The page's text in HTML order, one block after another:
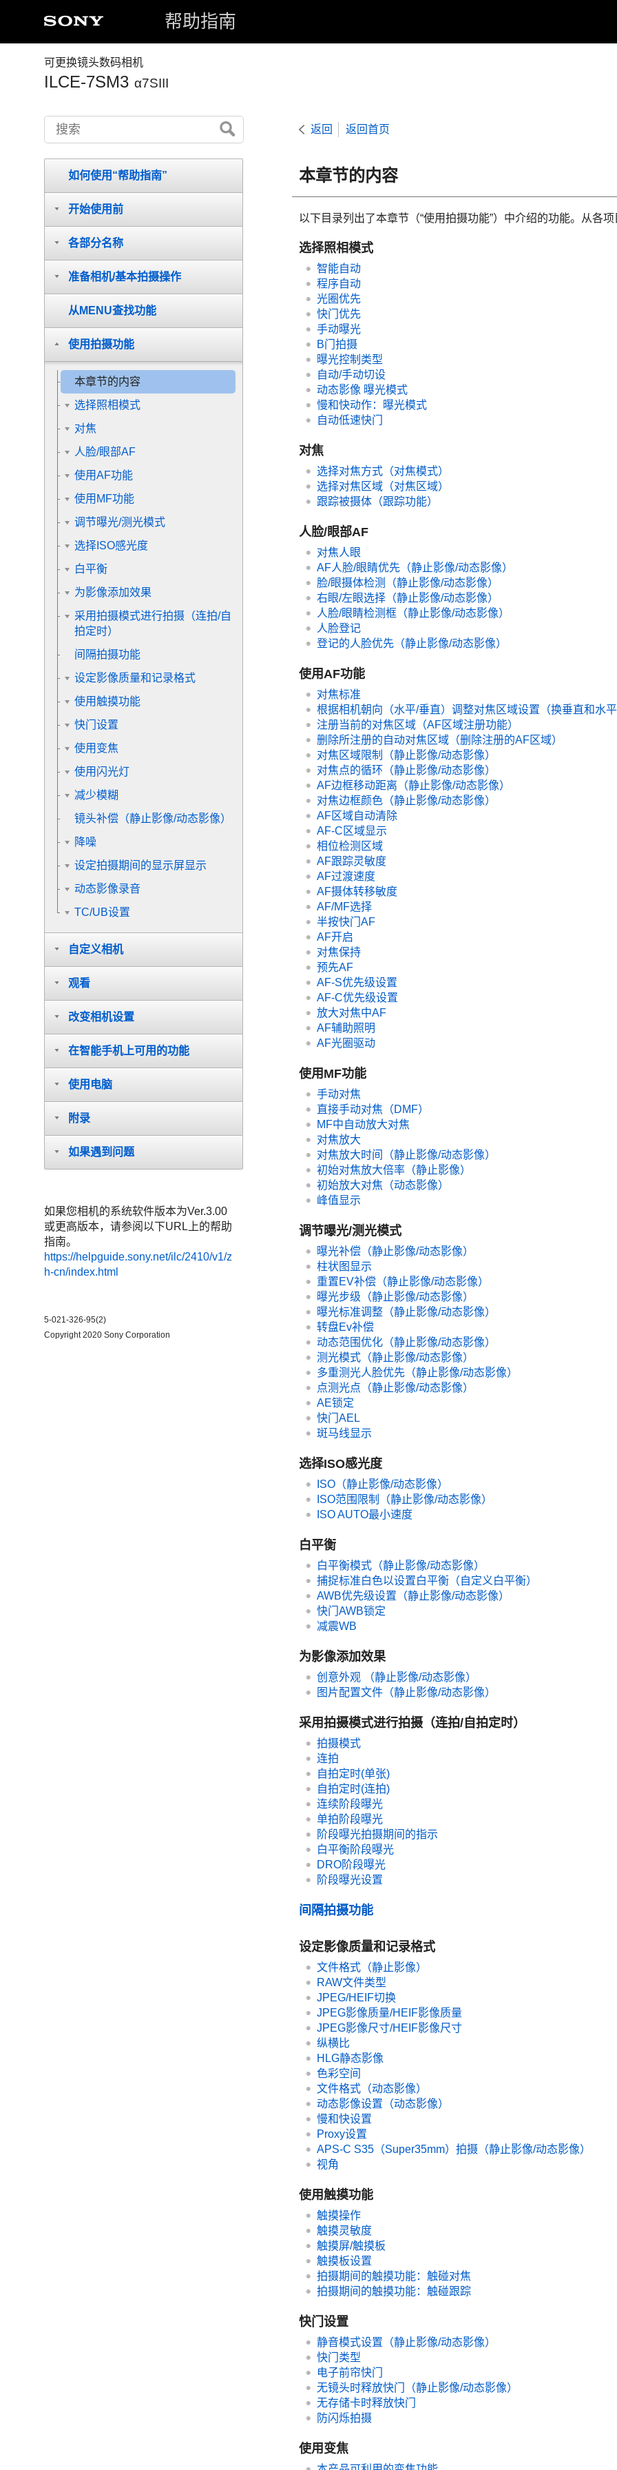
帮助指南
可更换镜头数码相机
ILCE-7SM3 α7SIII
返回 返回首页
本章节的内容
以下目录列出了本章节（“使用拍摄功能”）中介绍的功能。从各
选择照相模式
智能自动
程序自动
光圈优先
快门优先
手动曝光
B门拍摄
曝光控制类型
自动/手动切设
动态影像 曝光模式
慢和快动作：曝光模式
自动低速快门
对焦
选择对焦方式（对焦模式）
选择对焦区域（对焦区域）
跟踪被摄体（跟踪功能）
人脸/眼部AF
对焦人眼
AF人脸/眼睛优先 （静止影像/动态影像）
脸/眼摄体检测
（静止影像/动态影像）
右眼/左眼选择 （静止影像/动态影像）
人脸/眼睛检测框 （静止影像/动态影像）
人脸登记
登记的人脸优先 （静止影像/动态影像）
使用AF功能
对焦标准
根据相机朝向（水平/垂直）调整对焦区域设置（换垂直和水
注册当前的对焦区域（AF区域注册功能）
删除所注册的自动对焦区域（删除注册的AF区域）
对焦区域限制
（静止影像/动态影像）
对焦点的循环 （静止影像/动态影像）
AF边框移动距离 （静止影像/动态影像）
对焦边框颜色 （静止影像/动态影像）
AF区域自动清除
AF-C区域显示
相位检测区域
AF跟踪灵敏度
AF过渡速度
AF摄体转移敏度
AF/MF选择
半按快门AF
AF开启
对焦保持
预先AF
AF-S优先级设置
AF-C优先级设置
放大对焦中AF
AF辅助照明
AF光圈驱动
使用MF功能
手动对焦
直接手动对焦（DMF）
MF中自动放大对焦
对焦放大
对焦放大时间
（静止影像/动态影像）
初始对焦放大倍率 （静止影像）
初始放大对焦 （动态影像）
峰值显示
调节曝光/测光模式
曝光补偿 （静止影像/动态影像）
柱状图显示
重置EV补偿 （静止影像/动态影像）
曝光步级 （静止影像/动态影像）
曝光标准调整 （静止影像/动态影像）
转盘Ev补偿
动态范围优化 （静止影像/动态影像）
测光模式 （静止影像/动态影像）
多重测光人脸优先 （静止影像/动态影像）
点测光点 （静止影像/动态影像）
AE锁定
快门AEL
斑马线显示
选择ISO感光度
ISO （静止影像/动态影像）
ISO范围限制
（静止影像/动态影像）
ISO AUTO最小速度
白平衡
白平衡模式 （静止影像/动态影像）
捕捉标准白色以设置白平衡（自定义白平衡）
AWB优先级设置 （静止影像/动态影像）
快门AWB锁定
减震WB
为影像添加效果
创意外观
（静止影像/动态影像）
图片配置文件（静止影像/动态影像）
采用拍摄模式进行拍摄（连拍/自拍定时）
拍摄模式
连拍
自拍定时(单张)
自拍定时(连拍)
连续阶段曝光
单拍阶段曝光
阶段曝光拍摄期间的指示
白平衡阶段曝光
DRO阶段曝光
阶段曝光设置
间隔拍摄功能
设定影像质量和记录格式
文件格式（静止影像）
RAW文件类型
JPEG/HEIF切换
JPEG影像质量/HEIF影像质量
JPEG影像尺寸/HEIF影像尺寸
纵横比
HLG静态影像
色彩空间
文件格式（动态影像）
动态影像设置 （动态影像）
慢和快设置
Proxy设置
APS-C S35（Super35mm）拍摄（静止影像/动态影像）
视角
使用触摸功能
触摸操作
触摸灵敏度
触摸屏/触摸板
触摸板设置
拍摄期间的触摸功能： 触碰对焦
拍摄期间的触摸功能： 触碰跟踪
快门设置
静音模式设置 （静止影像/动态影像）
快门类型
电子前帘快门
无镜头时释放快门
（静止影像/动态影像）
无存储卡时释放快门
防闪烁拍摄
使用变焦
如何使用“帮助指南”
开始使用前
各部分名称
准备相机/基本拍摄操作
从MENU查找功能
使用拍摄功能
本章节的内容
选择照相模式
对焦
人脸/眼部AF
使用AF功能
使用MF功能
调节曝光/测光模式
选择ISO感光度
白平衡
为影像添加效果
采用拍摄模式进行拍摄（连拍/自
拍定时）
间隔拍摄功能
设定影像质量和记录格式
使用触摸功能
快门设置
使用变焦
使用闪光灯
减少模糊
镜头补偿 （静止影像/动态影像）
降噪
设定拍摄期间的显示屏显示
动态影像录音
TC/UB设置
自定义相机
观看
改变相机设置
在智能手机上可用的功能
使用电脑
附录
如果遇到问题
如果您相机的系统软件版本为Ver.3.00
或更高版本，请参阅以下URL上的帮助
指南。
https://helpguide.sony.net/ilc/2410/v1/z
h-cn/index.html
5-021-326-95(2)
Copyright 2020 Sony Corporation